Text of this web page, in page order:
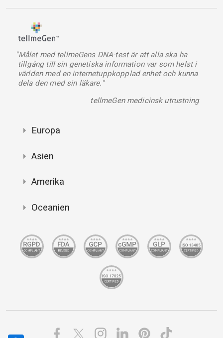
"Målet med tellmeGens DNA-test är att alla ska ha
tillgång till sin genetiska information var som helst i
världen med en internetuppkopplad enhet och kunna
dela den med sin läkare."
tellmeGen medicinsk utrustning
Europa
Asien
Amerika
Oceanien